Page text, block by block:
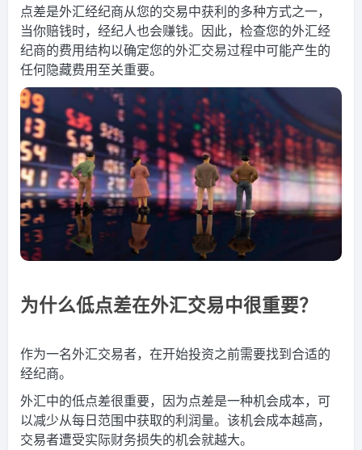
点差是外汇经纪商从您的交易中获利的多种方式之一，
当你赔钱时，经纪人也会赚钱。因此，检查您的外汇经
纪商的费用结构以确定您的外汇交易过程中可能产生的
任何隐藏费用至关重要。
为什么低点差在外汇交易中很重要？
作为一名外汇交易者，在开始投资之前需要找到合适的
经纪商。
外汇中的低点差很重要，因为点差是一种机会成本，可
以减少从每日范围中获取的利润量。该机会成本越高，
交易者遭受实际财务损失的机会就越大。